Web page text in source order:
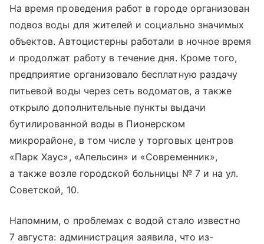
На время проведения работ в городе организован
подвоз воды для жителей и социально значимых
объектов. Автоцистерны работали в ночное время
и продолжат работу в течение дня. Кроме того,
предприятие организовало бесплатную раздачу
питьевой воды через сеть водоматов, а также
открыло дополнительные пункты выдачи
бутилированной воды в Пионерском
микрорайоне, в том числе у торговых центров
«Парк Хаус», «Апельсин» и «Современник»,
а также возле городской больницы № 7 и на ул.
Советской, 10.
Напомним, о проблемах с водой стало известно
7 августа: администрация заявила, что из-